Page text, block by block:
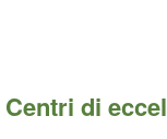
Centri di